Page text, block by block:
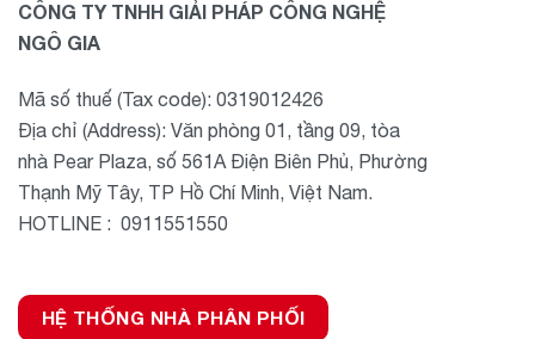
CÔNG TY TNHH GIẢI PHÁP CÔNG NGHỆ
NGÔ GIA
Mã số thuế (Tax code): 0319012426
Địa chỉ (Address): Văn phòng 01, tầng 09, tòa
nhà Pear Plaza, số 561A Điện Biên Phủ, Phường
Thạnh Mỹ Tây, TP Hồ Chí Minh, Việt Nam.
HOTLINE : 0911551550
HỆ THỐNG NHÀ PHÂN PHỐI